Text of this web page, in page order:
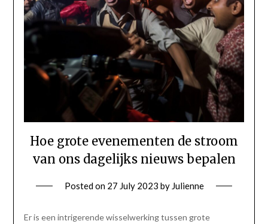
Hoe grote evenementen de stroom
van ons dagelijks nieuws bepalen
Posted on 27 July 2023 by Julienne
Er is een intrigerende wisselwerking tussen grote